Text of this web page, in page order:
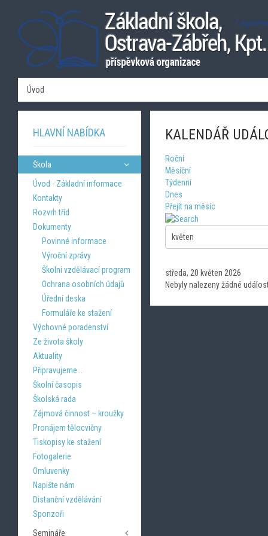
Úvod
KALENDÁŘ
Roční
Měsíční
Týdenní
Dnes
Přejít na měsíc
středa, 20 květen 2026
Nebyly nalezeny žádné
HLAVNÍ NABÍDKA
Škola
Úvod - Základní informace
Kontakty
Rozvrh tříd
Dokumenty
Povinné informace
Výroční zprávy
Školní vzdělávací program
Ochrana osobních údajů
Úřední deska
Formuláře ke stažení
Výchovné poradenství
Ze života školy
Aktuality
Připravujeme...
Školní časopis
Školská rada
Zájmová činnost – kroužky
Pronájem tělocvičny
Tiskopisy ke stažení
Fotogalerie
Omluvenky
Napište nám
Distanční vzdělávání
Sponzoři
Semináře